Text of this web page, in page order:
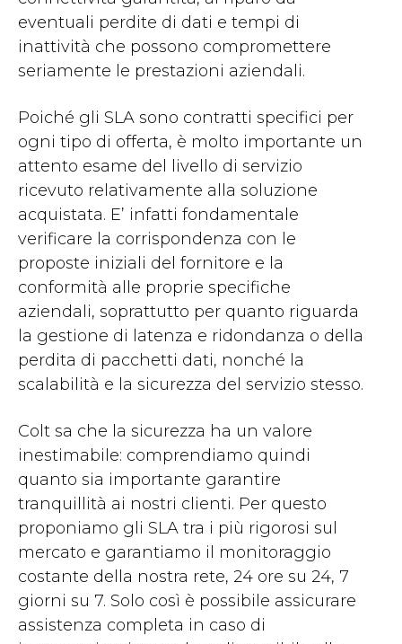
eventuali perdite di dati e tempi di
inattività che possono compromettere
seriamente le prestazioni aziendali.
Poiché gli SLA sono contratti specifici per
ogni tipo di offerta, è molto importante un
attento esame del livello di servizio
ricevuto relativamente alla soluzione
acquistata. E’ infatti fondamentale
verificare la corrispondenza con le
proposte iniziali del fornitore e la
conformità alle proprie specifiche
aziendali, soprattutto per quanto riguarda
la gestione di latenza e ridondanza o della
perdita di pacchetti dati, nonché la
scalabilità e la sicurezza del servizio stesso.
Colt sa che la sicurezza ha un valore
inestimabile: comprendiamo quindi
quanto sia importante garantire
tranquillità ai nostri clienti. Per questo
proponiamo gli SLA tra i più rigorosi sul
mercato e garantiamo il monitoraggio
costante della nostra rete, 24 ore su 24, 7
giorni su 7. Solo così è possibile assicurare
assistenza completa in caso di